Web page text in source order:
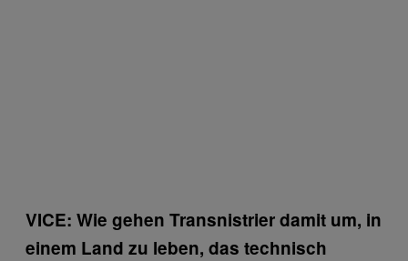
VICE: Wie gehen Transnistrier damit um, in
einem Land zu leben, das technisch